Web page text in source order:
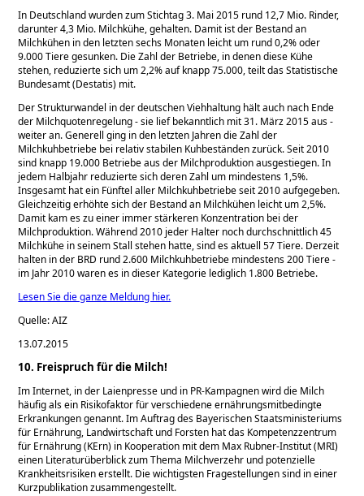
In Deutschland wurden zum Stichtag 3. Mai 2015 rund 12,7 Mio. Rinder,
darunter 4,3 Mio. Milchkühe, gehalten. Damit ist der Bestand an
Milchkühen in den letzten sechs Monaten leicht um rund 0,2% oder
9.000 Tiere gesunken. Die Zahl der Betriebe, in denen diese Kühe
stehen, reduzierte sich um 2,2% auf knapp 75.000, teilt das Statistische
Bundesamt (Destatis) mit.
Der Strukturwandel in der deutschen Viehhaltung hält auch nach Ende
der Milchquotenregelung - sie lief bekanntlich mit 31. März 2015 aus -
weiter an. Generell ging in den letzten Jahren die Zahl der
Milchkuhbetriebe bei relativ stabilen Kuhbeständen zurück. Seit 2010
sind knapp 19.000 Betriebe aus der Milchproduktion ausgestiegen. In
jedem Halbjahr reduzierte sich deren Zahl um mindestens 1,5%.
Insgesamt hat ein Fünftel aller Milchkuhbetriebe seit 2010 aufgegeben.
Gleichzeitig erhöhte sich der Bestand an Milchkühen leicht um 2,5%.
Damit kam es zu einer immer stärkeren Konzentration bei der
Milchproduktion. Während 2010 jeder Halter noch durchschnittlich 45
Milchkühe in seinem Stall stehen hatte, sind es aktuell 57 Tiere. Derzeit
halten in der BRD rund 2.600 Milchkuhbetriebe mindestens 200 Tiere -
im Jahr 2010 waren es in dieser Kategorie lediglich 1.800 Betriebe.
Lesen Sie die ganze Meldung hier.
Quelle: AIZ
13.07.2015
10. Freispruch für die Milch!
Im Internet, in der Laienpresse und in PR-Kampagnen wird die Milch
häufig als ein Risikofaktor für verschiedene ernährungsmitbedingte
Erkrankungen genannt. Im Auftrag des Bayerischen Staatsministeriums
für Ernährung, Landwirtschaft und Forsten hat das Kompetenzzentrum
für Ernährung (KErn) in Kooperation mit dem Max Rubner-Institut (MRI)
einen Literaturüberblick zum Thema Milchverzehr und potenzielle
Krankheitsrisiken erstellt. Die wichtigsten Fragestellungen sind in einer
Kurzpublikation zusammengestellt.